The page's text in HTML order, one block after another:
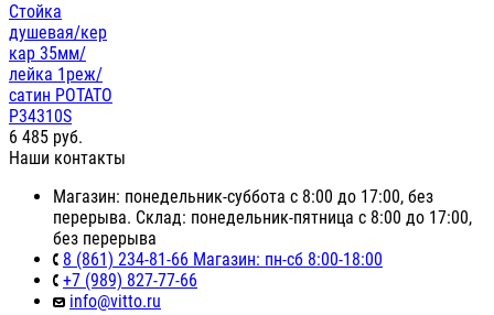
Стойка
душевая/кер
кар 35мм/
лейка 1реж/
сатин POTATO
P34310S
6 485 руб.
Наши контакты
Магазин: понедельник-суббота с 8:00 до 17:00, без
перерыва. Склад: понедельник-пятница с 8:00 до 17:00,
без перерыва
8 (861) 234-81-66 Магазин: пн-сб 8:00-18:00
+7 (989) 827-77-66
info@vitto.ru